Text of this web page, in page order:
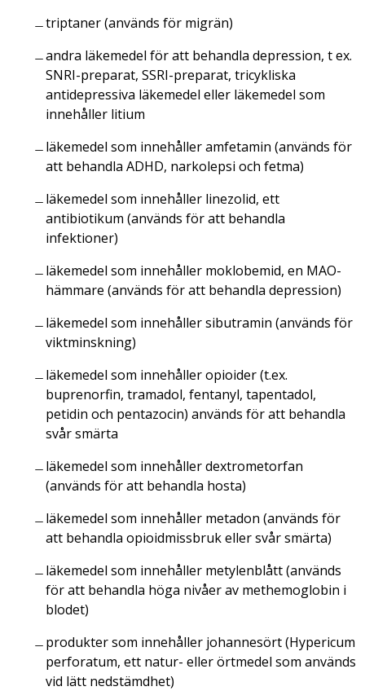
triptaner (används för migrän)
andra läkemedel för att behandla depression, t ex.
SNRI-preparat, SSRI-preparat, tricykliska
antidepressiva läkemedel eller läkemedel som
innehåller litium
läkemedel som innehåller amfetamin (används för
att behandla ADHD, narkolepsi och fetma)
läkemedel som innehåller linezolid, ett
antibiotikum (används för att behandla
infektioner)
läkemedel som innehåller moklobemid, en MAO-
hämmare (används för att behandla depression)
läkemedel som innehåller sibutramin (används för
viktminskning)
läkemedel som innehåller opioider (t.ex.
buprenorfin, tramadol, fentanyl, tapentadol,
petidin och pentazocin) används för att behandla
svår smärta
läkemedel som innehåller dextrometorfan
(används för att behandla hosta)
läkemedel som innehåller metadon (används för
att behandla opioidmissbruk eller svår smärta)
läkemedel som innehåller metylenblått (används
för att behandla höga nivåer av methemoglobin i
blodet)
produkter som innehåller johannesört (Hypericum
perforatum, ett natur- eller örtmedel som används
vid lätt nedstämdhet)